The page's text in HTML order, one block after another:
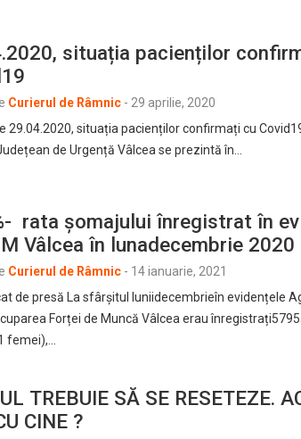
situația pacienților
Curierul de Râmnic - 29 aprilie, 2020
29.04.2020, situația pacienților confirmați cu
de Urgență Vâlcea se prezintă în…
rata şomajului înregistrat în
Vâlcea în lunadecembrie 2020
Curierul de Râmnic - 14 ianuarie, 2021
de presă La sfârșitul luniidecembrieîn evidențele
Forței de Muncă Vâlcea erau
femei),…
TREBUIE SĂ SE RESETEZE.
CINE ?